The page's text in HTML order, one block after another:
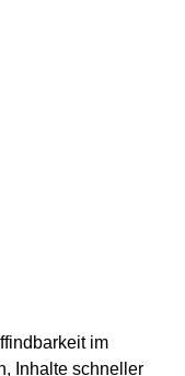
im
Inhalte schneller